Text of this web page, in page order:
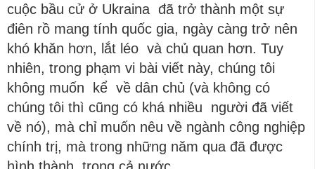
cuộc bầu cử ở Ukraina đã trở thành một sự
điên rồ mang tính quốc gia, ngày càng trở nên
khó khăn hơn, lắt léo và chủ quan hơn. Tuy
nhiên, trong phạm vi bài viết này, chúng tôi
không muốn kể về dân chủ (và không có
chúng tôi thì cũng có khá nhiều người đã viết
về nó), mà chỉ muốn nêu về ngành công nghiệp
chính trị, mà trong những năm qua đã được